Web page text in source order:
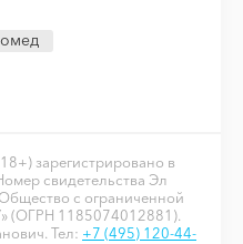
зарегистрировано в
свидетельства Эл
с ограниченной
(ОГРН 1185074012881).
Тел: +7 (495) 120-44-